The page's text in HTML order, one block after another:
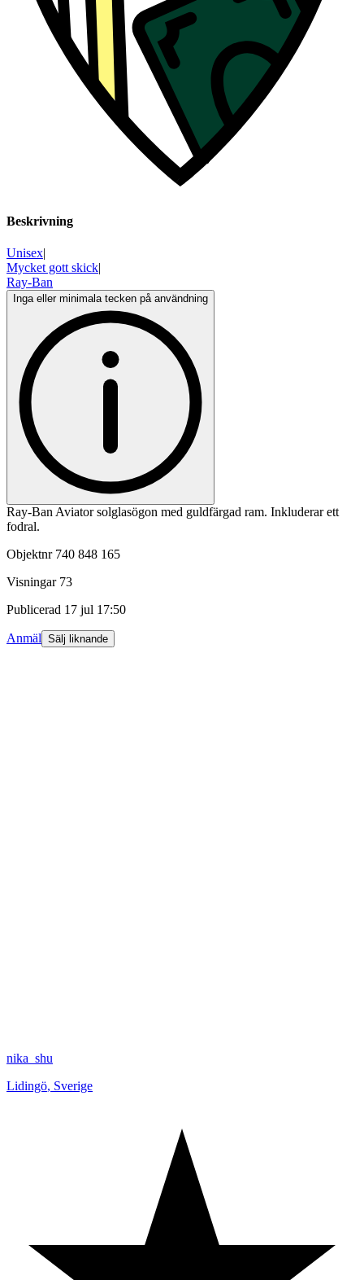
Beskrivning
Unisex|
Mycket gott skick|
Ray-Ban
Inga eller minimala tecken på användning
Ray-Ban Aviator solglasögon med guldfärgad ram. Inkluderar ett
fodral.
Objektnr 740 848 165
Visningar 73
Publicerad 17 jul 17:50
Anmäl Sälj liknande
nika_shu
Lidingö, Sverige